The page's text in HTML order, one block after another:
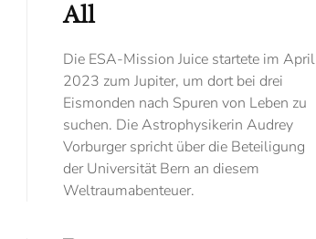
All
Die ESA-Mission Juice startete im April
2023 zum Jupiter, um dort bei drei
Eismonden nach Spuren von Leben zu
suchen. Die Astrophysikerin Audrey
Vorburger spricht über die Beteiligung
der Universität Bern an diesem
Weltraumabenteuer.